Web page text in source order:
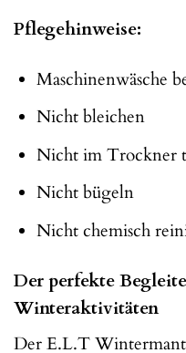
Pflegehinweise:
Maschinenwäsche
Nicht bleichen
Nicht im Trockner
Nicht bügeln
Nicht chemisch
Der perfekte
Winteraktivitäten
Der E.L.T